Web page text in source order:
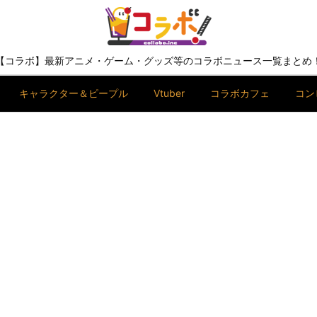
【コラボ】最新アニメ・ゲーム・グッズ等のコラボニュース一覧まとめ！
キャラクター＆ピープル Vtuber コラボカフェ コ